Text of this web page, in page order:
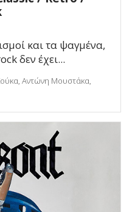
και τα ψαγμένα,
δεν έχει...
Αντώνη Μουστάκα,